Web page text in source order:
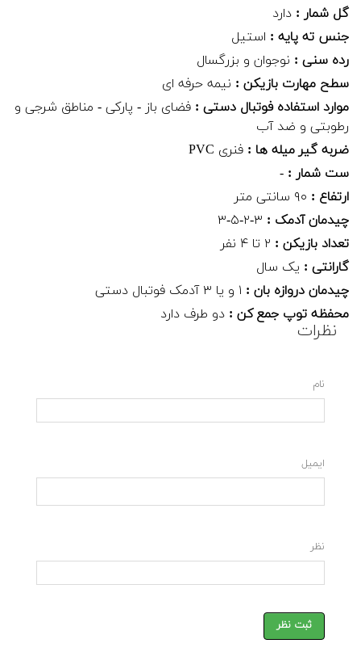
گل شمار : دارد
جنس ته پایه : استیل
رده سنی : نوجوان و بزرگسال
سطح مهارت بازیکن : نیمه حرفه ای
موارد استفاده فوتبال دستی : فضای باز - پارکی - مناطق شرجی و
رطوبتی و ضد آب
ضربه گیر میله ها : فنری PVC
ست شمار : -
ارتفاع : ۹۰ سانتی متر
چیدمان آدمک : ۳-۲-۵-۳
تعداد بازیکن : ۲ تا ۴ نفر
گارانتی : یک سال
چیدمان دروازه بان : ۱ و یا ۳ آدمک فوتبال دستی
محفظه توپ جمع کن : دو طرف دارد
نظرات
نام
ایمیل
نظر
ثبت نظر